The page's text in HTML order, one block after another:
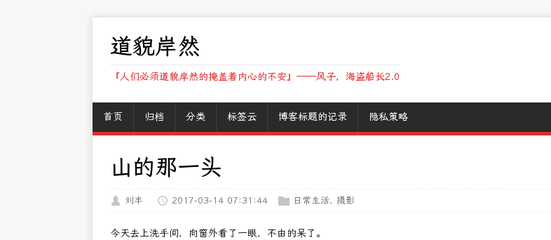
道貌岸然
『人们必须道貌岸然的掩盖着内心的不安』——风子，海盗船长2.0
首页 归档 分类 标签云 博客标题的记录 隐私策略
山的那一头
刘丰 2017-03-14 07:31:44 日常生活, 摄影
今天去上洗手间，向窗外看了一眼，不由的呆了。